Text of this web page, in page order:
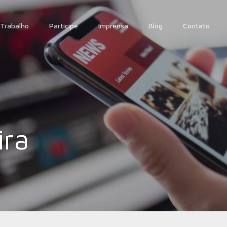
Participe Imprensa Blog Contato